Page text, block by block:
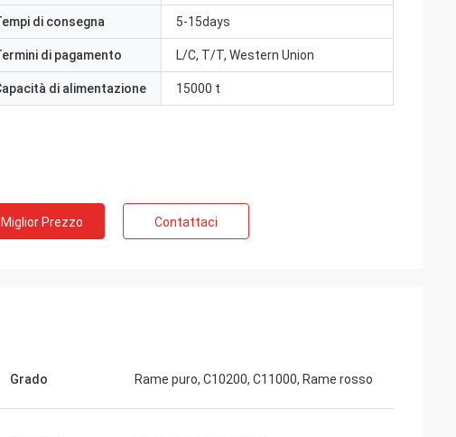
di consegna 5-15days
di pagamento L/C, T/T, Western Union
di alimentazione 15000 t
Miglior Prezzo Contattaci
Grado Rame puro, C10200, C11000, Rame rosso